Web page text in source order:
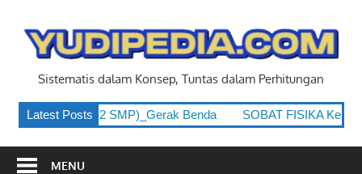
content
Sistematis dalam Konsep, Tuntas dalam Perhitungan
Latest Posts
Kelas 8 (Kelas 2 SMP)_Gerak Benda SOBAT FISIKA Kelas 8
MENU